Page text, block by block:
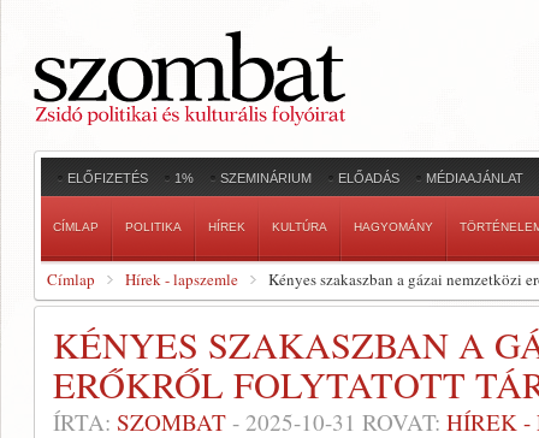
ELŐFIZETÉS 1% SZEMINÁRIUM ELŐADÁS MÉDIAAJÁNLAT
CÍMLAP POLITIKA HÍREK KULTÚRA HAGYOMÁNY
Címlap Hírek - lapszemle Kényes szakaszban a gázai nemzetközi
KÉNYES SZAKASZBAN A
ERŐKRŐL FOLYTATOTT
ÍRTA: SZOMBAT - 2025-10-31 ROVAT: HÍREK -